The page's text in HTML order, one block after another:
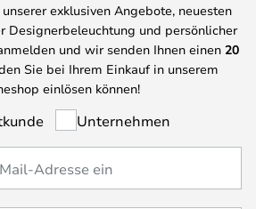
exklusiven Angebote, neuesten
Designerbeleuchtung und persönlicher
und wir senden Ihnen einen 20
Sie bei Ihrem Einkauf in unserem
einlösen können!
Unternehmen